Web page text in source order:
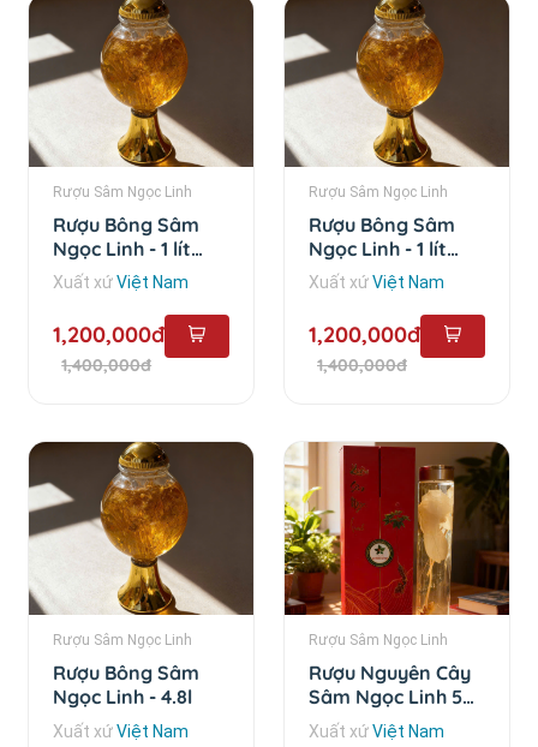
Rượu Sâm Ngọc Linh
Rượu Bông Sâm
Ngọc Linh - 1 lít
chai bầu
Xuất xứViệt Nam
1,200,000đ
1,400,000đ
Rượu Sâm Ngọc Linh
Rượu Bông Sâm
Ngọc Linh - 1 lít
chai cao
Xuất xứViệt Nam
1,200,000đ
1,400,000đ
Rượu Sâm Ngọc Linh
Rượu Bông Sâm
Ngọc Linh - 4.8l
Xuất xứViệt Nam
Rượu Sâm Ngọc Linh
Rượu Nguyên Cây
Sâm Ngọc Linh 5
Năm - 1 lít
Xuất xứViệt Nam